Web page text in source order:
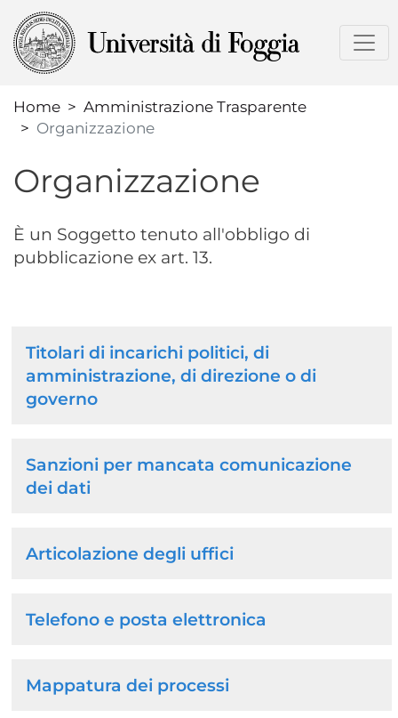
al
contenuto
Home
Amministrazione Trasparente
Organizzazione
Organizzazione
È un Soggetto tenuto all'obbligo di
pubblicazione ex art. 13.
Normativa
Titolari di incarichi politici, di
amministrazione, di direzione o di
governo
Sanzioni per mancata comunicazione
dei dati
Articolazione degli uffici
Telefono e posta elettronica
Mappatura dei processi